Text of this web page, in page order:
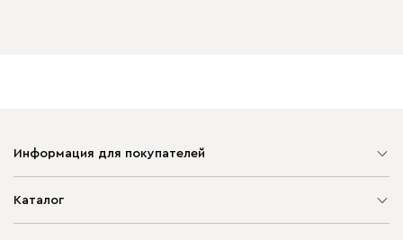
Информация для покупателей
Каталог